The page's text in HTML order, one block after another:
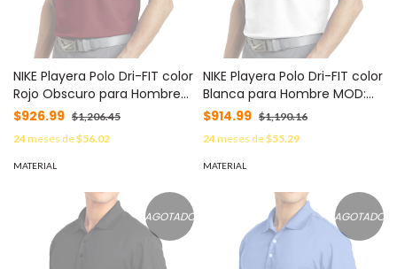
NIKE Playera Polo Dri-FIT color
Rojo Obscuro para Hombre
MOD: C373749M/R
$926.99 $1,206.45
24meses de$56.02
MATERIAL
NIKE Playera Polo Dri-FIT color
Blanca para Hombre MOD:
C373749M/W
$914.99 $1,190.16
24meses de$55.29
MATERIAL
AGOTADO AGOTADO